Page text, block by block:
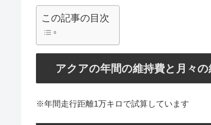
この記事の目次
アクアの年間の維持費と月々
※年間走行距離1万キロで試算しています